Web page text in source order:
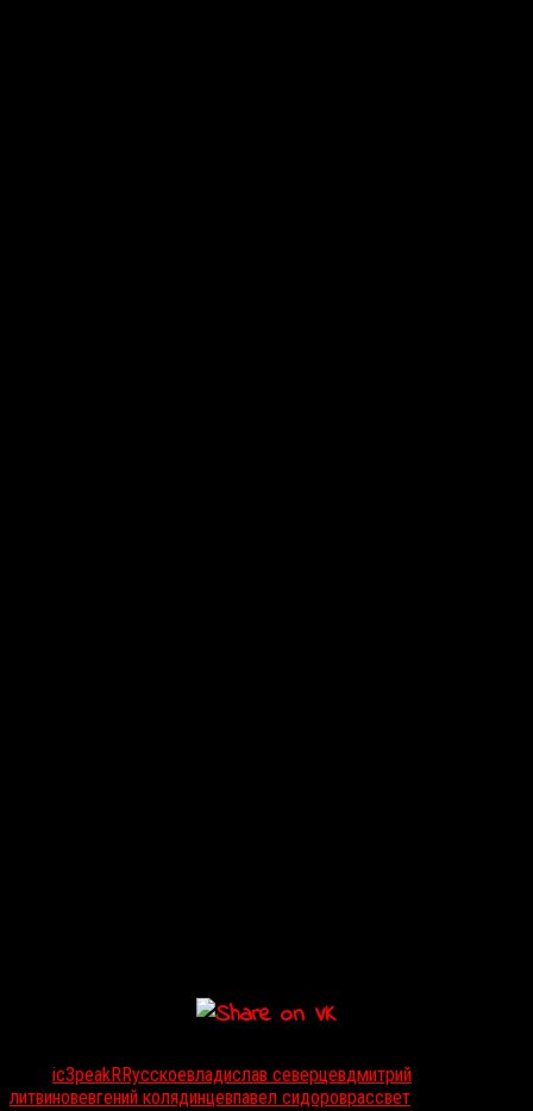
ic3peakRRусскоевладислав северцевдмитрий
литвиновевгений колядинцевпавел сидороврассвет